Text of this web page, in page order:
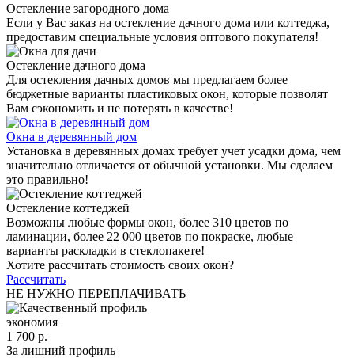
Остекление загородного дома
Если у Вас заказ на остекление дачного дома или коттеджа,
предоставим специальные условия оптового покупателя!
Остекление дачного дома
Для остекления дачных домов мы предлагаем более
бюджетные варианты пластиковых окон, которые позволят
Вам сэкономить и не потерять в качестве!
Окна в деревянный дом
Установка в деревянных домах требует учет усадки дома, чем
значительно отличается от обычной установки. Мы сделаем
это правильно!
Остекление коттеджей
Возможны любые формы окон, более 310 цветов по
ламинации, более 22 000 цветов по покраске, любые
варианты раскладки в стеклопакете!
Хотите рассчитать стоимость своих окон?
Рассчитать
НЕ НУЖНО ПЕРЕПЛАЧИВАТЬ
экономия
1 700 р.
За лишний профиль